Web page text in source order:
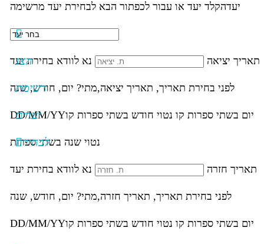
יעדהקלד יעד או עבור לכפתור הבא לבחירת יעד מרשימה
הצג
רשימת
יעדים
לבחירה
תאריך יציאה נא לוודא בחירת יעד
לפני בחירת תאריך, תאריך יציאה,מתי? יום, חודש, שנה
DD/MM/YYיום בשתי ספרות קו נטוי חודש בשתי ספרות קו
נטוי שנה בשתי ספרות
תאריך חזרה נא לוודא בחירת יעד
לפני בחירת תאריך, תאריך חזרה,מתי? יום, חודש, שנה
DD/MM/YYיום בשתי ספרות קו נטוי חודש בשתי ספרות קו